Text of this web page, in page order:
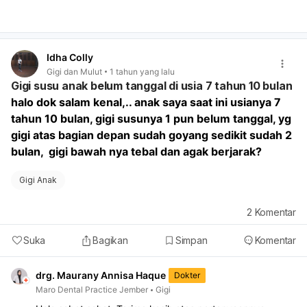
antibiotik lain yang lebih efektif untuk kasus anak
tepat berdasarkan hasil pemeriksaan.
Drainase abses:Jika ada abses (kumpulan nanah) di
sekitar gigi, dokter gigi mungkin perlu melakukan
drainase untuk mengeluarkan nanah tersebut. Ini akan
membantu mengurangi bengkak dan nyeri.
Perawatan saluran akar:Jika infeksi sudah mencapai
pulpa (jaringan saraf dan pembuluh darah di dalam
gigi), perawatan saluran akar mungkin diperlukan.
Prosedur ini bertujuan untuk membersihkan dan
sudah terlalu rusak atau infeksi tidak dapat diatasi
menjadi pilihan terakhir. Selain itu, penting untuk
menyikat gigi secara teratur dan menghindari makanan
manis. Jika nyeri sangat mengganggu, Anda dapat
memberikan obat pereda nyeri seperti paracetamol
Idha Colly
Gigi dan Mulut 1 tahun yang lalu
Gigi susu anak belum tanggal di usia 7 tahun 10 bulan
halo dok salam kenal,.. anak saya saat ini usianya 7
tahun 10 bulan, gigi susunya 1 pun belum tanggal, yg
gigi atas bagian depan sudah goyang sedikit sudah 2
bulan,  gigi bawah nya tebal dan agak berjarak?
Gigi Anak
Suka Bagikan Simpan Komentar
2 Komentar
drg. Maurany Annisa Haque
Dokter
Maro Dental Practice Jember
Gigi